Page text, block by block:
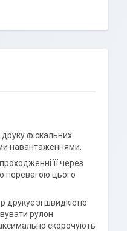
фіскальних
навантаженнями.
її через
перевагою цього
друкує зі швидкістю
рулон
скорочують